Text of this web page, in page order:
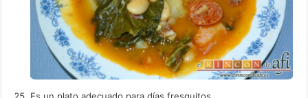
Es un plato adecuado para días fresquitos.